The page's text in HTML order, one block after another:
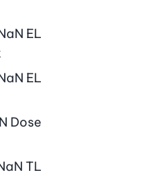
EL
EL
Dose
TL